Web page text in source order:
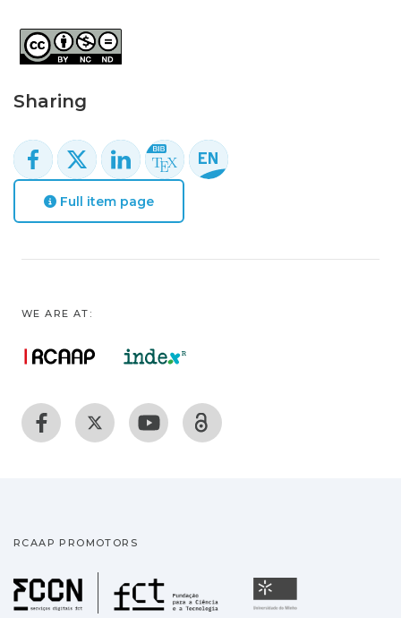
Sharing
Full item page
WE ARE AT:
RCAAP PROMOTORS
Fundação para a